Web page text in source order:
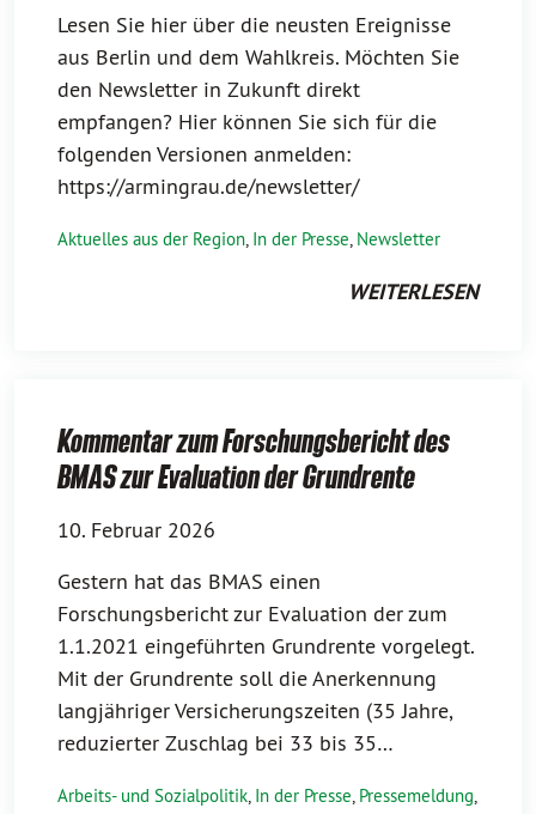
Lesen Sie hier über die neusten Ereignisse
aus Berlin und dem Wahlkreis. Möchten Sie
den Newsletter in Zukunft direkt
empfangen? Hier können Sie sich für die
folgenden Versionen anmelden:
https://armingrau.de/newsletter/
Aktuelles aus der Region, In der Presse, Newsletter
WEITERLESEN
Kommentar zum Forschungsbericht des
BMAS zur Evaluation der Grundrente
10. Februar 2026
Gestern hat das BMAS einen
Forschungsbericht zur Evaluation der zum
1.1.2021 eingeführten Grundrente vorgelegt.
Mit der Grundrente soll die Anerkennung
langjähriger Versicherungszeiten (35 Jahre,
reduzierter Zuschlag bei 33 bis 35…
Arbeits- und Sozialpolitik, In der Presse, Pressemeldung,